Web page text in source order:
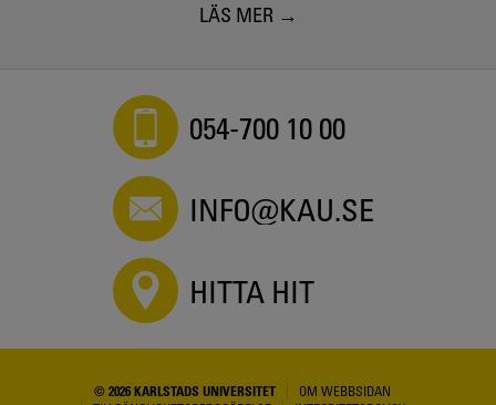
LÄS MER
054-700 10 00
INFO@KAU.SE
HITTA HIT
© 2026 KARLSTADS UNIVERSITET
OM WEBBSIDAN